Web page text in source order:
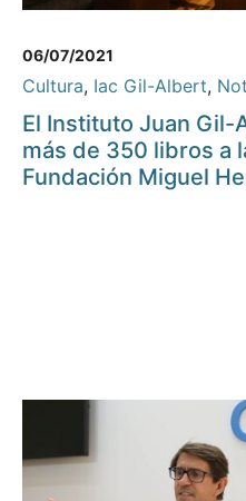
06/07/2021
Cultura, Iac Gil-Albert,
El Instituto Juan
más de 350 libros a
Fundación Miguel